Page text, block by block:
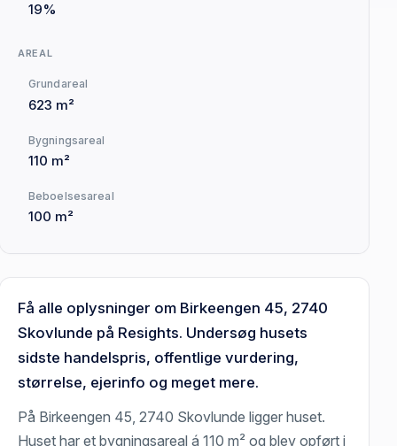
19%
AREAL
Grundareal
623 m²
Bygningsareal
110 m²
Beboelsesareal
100 m²
Få alle oplysninger om Birkeengen 45, 2740
Skovlunde på Resights. Undersøg husets
sidste handelspris, offentlige vurdering,
størrelse, ejerinfo og meget mere.
På Birkeengen 45, 2740 Skovlunde ligger huset.
Huset har et bygningsareal á 110 m² og blev opført i